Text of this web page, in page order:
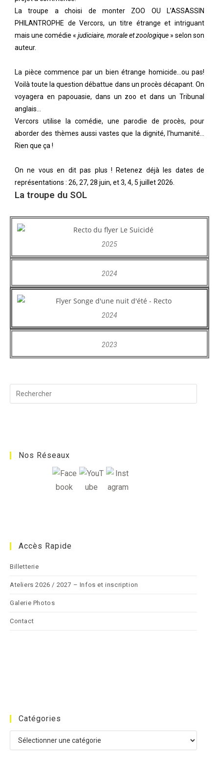
La troupe a choisi de monter ZOO OU L’ASSASSIN
PHILANTROPHE de Vercors, un titre étrange et intriguant
mais une comédie «judiciaire, morale et zoologique» selon son
auteur.
La pièce commence par un bien étrange homicide…ou pas!
Voilà toute la question débattue dans un procès décapant. On
voyagera en papouasie, dans un zoo et dans un Tribunal
anglais…
Vercors utilise la comédie, une parodie de procès, pour
aborder des thèmes aussi vastes que la dignité, l’humanité…
Rien que ça !
On ne vous en dit pas plus ! Retenez déjà les dates de
représentations : 26, 27, 28 juin, et 3, 4, 5 juillet 2026.
La troupe du SOL
2025
2024
2024
2023
Nos Réseaux
Accès Rapide
Billetterie
Ateliers 2026 / 2027 – Infos et inscription
Galerie Photos
Contact
Catégories